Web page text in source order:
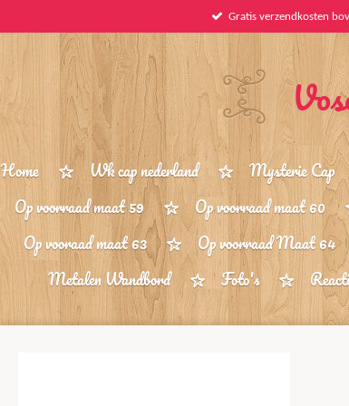
Gratis verzendkosten
Home Wk cap nederland Mysterie Cap
Op voorraad maat 59
Op voorraad maat 60
Op vooraad maat 63
Op voorraad Maat 64
Metalen Wandbord
Foto's